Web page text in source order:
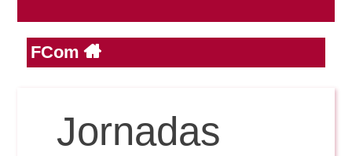
Reservas
FCom
Jornadas